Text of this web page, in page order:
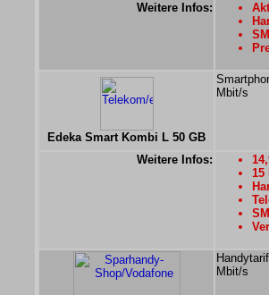
Weitere Infos:
Edeka Smart Kombi L 50 GB
Mbit/s
Weitere Infos:
15
Mbit/s